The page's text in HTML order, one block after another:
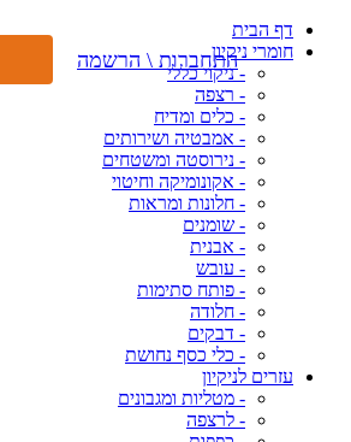
דף הבית
חומרי ניקיון
- ניקוי כללי
- רצפה
- כלים ומדיח
- אמבטיה ושירותים
- נירוסטה ומשטחים
- אקונומיקה וחיטוי
- חלונות ומראות
- שומנים
- אבנית
- עובש
- פותח סתימות
- חלודה
- דבקים
- כלי כסף נחושת
עזרים לניקיון
- מטליות ומגבונים
- לרצפה
התחברות \ הרשמה